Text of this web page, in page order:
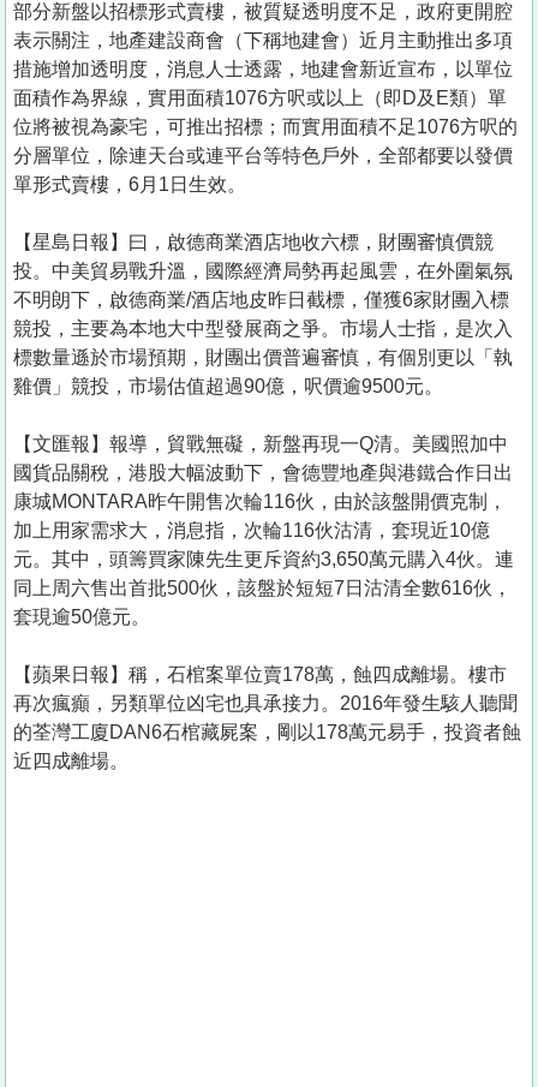
部分新盤以招標形式賣樓，被質疑透明度不足，政府更開腔
表示關注，地產建設商會（下稱地建會）近月主動推出多項
措施增加透明度，消息人士透露，地建會新近宣布，以單位
面積作為界線，實用面積1076方呎或以上（即D及E類）單
位將被視為豪宅，可推出招標；而實用面積不足1076方呎的
分層單位，除連天台或連平台等特色戶外，全部都要以發價
單形式賣樓，6月1日生效。
【星島日報】曰，啟德商業酒店地收六標，財團審慎價競
投。中美貿易戰升溫，國際經濟局勢再起風雲，在外圍氣氛
不明朗下，啟德商業/酒店地皮昨日截標，僅獲6家財團入標
競投，主要為本地大中型發展商之爭。市場人士指，是次入
標數量遜於市場預期，財團出價普遍審慎，有個別更以「執
雞價」競投，市場估值超過90億，呎價逾9500元。
【文匯報】報導，貿戰無礙，新盤再現一Q清。美國照加中
國貨品關稅，港股大幅波動下，會德豐地產與港鐵合作日出
康城MONTARA昨午開售次輪116伙，由於該盤開價克制，
加上用家需求大，消息指，次輪116伙沽清，套現近10億
元。其中，頭籌買家陳先生更斥資約3,650萬元購入4伙。連
同上周六售出首批500伙，該盤於短短7日沽清全數616伙，
套現逾50億元。
【蘋果日報】稱，石棺案單位賣178萬，蝕四成離場。樓市
再次瘋癲，另類單位凶宅也具承接力。2016年發生駭人聽聞
的荃灣工廈DAN6石棺藏屍案，剛以178萬元易手，投資者蝕
近四成離場。